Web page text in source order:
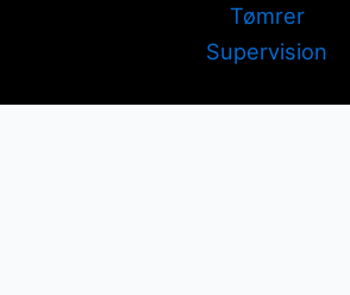
Tømrer
Supervision